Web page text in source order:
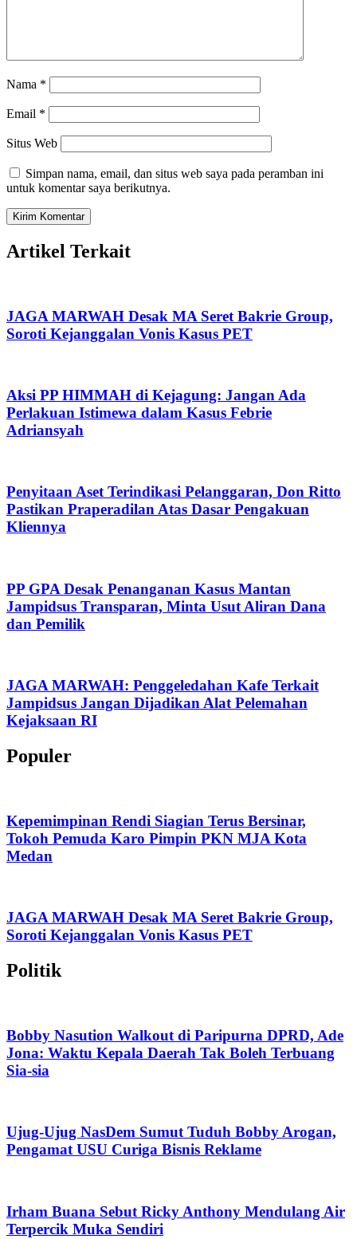
Nama *
Email *
Situs Web
Simpan nama, email, dan situs web saya pada peramban ini
untuk komentar saya berikutnya.
Artikel Terkait
JAGA MARWAH Desak MA Seret Bakrie Group,
Soroti Kejanggalan Vonis Kasus PET
Aksi PP HIMMAH di Kejagung: Jangan Ada
Perlakuan Istimewa dalam Kasus Febrie
Adriansyah
Penyitaan Aset Terindikasi Pelanggaran, Don Ritto
Pastikan Praperadilan Atas Dasar Pengakuan
Kliennya
PP GPA Desak Penanganan Kasus Mantan
Jampidsus Transparan, Minta Usut Aliran Dana
dan Pemilik
JAGA MARWAH: Penggeledahan Kafe Terkait
Jampidsus Jangan Dijadikan Alat Pelemahan
Kejaksaan RI
Populer
Kepemimpinan Rendi Siagian Terus Bersinar,
Tokoh Pemuda Karo Pimpin PKN MJA Kota
Medan
JAGA MARWAH Desak MA Seret Bakrie Group,
Soroti Kejanggalan Vonis Kasus PET
Politik
Bobby Nasution Walkout di Paripurna DPRD, Ade
Jona: Waktu Kepala Daerah Tak Boleh Terbuang
Sia-sia
Ujug-Ujug NasDem Sumut Tuduh Bobby Arogan,
Pengamat USU Curiga Bisnis Reklame
Irham Buana Sebut Ricky Anthony Mendulang Air
Terpercik Muka Sendiri